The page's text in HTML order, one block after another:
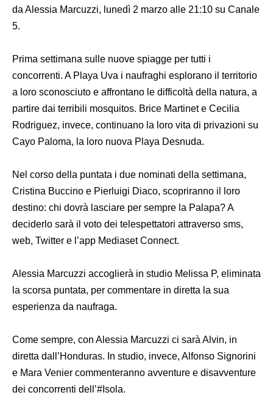
da Alessia Marcuzzi, lunedì 2 marzo alle 21:10 su Canale
5.
Prima settimana sulle nuove spiagge per tutti i
concorrenti. A Playa Uva i naufraghi esplorano il territorio
a loro sconosciuto e affrontano le difficoltà della natura, a
partire dai terribili mosquitos. Brice Martinet e Cecilia
Rodriguez, invece, continuano la loro vita di privazioni su
Cayo Paloma, la loro nuova Playa Desnuda.
Nel corso della puntata i due nominati della settimana,
Cristina Buccino e Pierluigi Diaco, scopriranno il loro
destino: chi dovrà lasciare per sempre la Palapa? A
deciderlo sarà il voto dei telespettatori attraverso sms,
web, Twitter e l’app Mediaset Connect.
Alessia Marcuzzi accoglierà in studio Melissa P, eliminata
la scorsa puntata, per commentare in diretta la sua
esperienza da naufraga.
Come sempre, con Alessia Marcuzzi ci sarà Alvin, in
diretta dall’Honduras. In studio, invece, Alfonso Signorini
e Mara Venier commenteranno avventure e disavventure
dei concorrenti dell’#Isola.